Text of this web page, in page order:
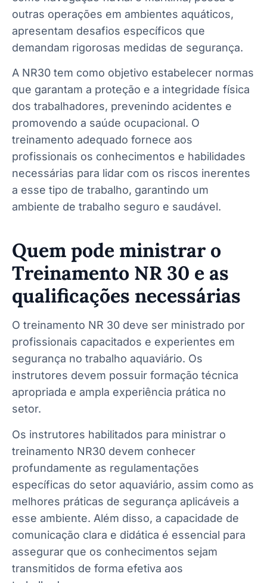
outras operações em ambientes aquáticos,
apresentam desafios específicos que
demandam rigorosas medidas de segurança.
A NR30 tem como objetivo estabelecer normas
que garantam a proteção e a integridade física
dos trabalhadores, prevenindo acidentes e
promovendo a saúde ocupacional. O
treinamento adequado fornece aos
profissionais os conhecimentos e habilidades
necessárias para lidar com os riscos inerentes
a esse tipo de trabalho, garantindo um
ambiente de trabalho seguro e saudável.
Quem pode ministrar o
Treinamento NR 30 e as
qualificações necessárias
O treinamento NR 30 deve ser ministrado por
profissionais capacitados e experientes em
segurança no trabalho aquaviário. Os
instrutores devem possuir formação técnica
apropriada e ampla experiência prática no
setor.
Os instrutores habilitados para ministrar o
treinamento NR30 devem conhecer
profundamente as regulamentações
específicas do setor aquaviário, assim como as
melhores práticas de segurança aplicáveis a
esse ambiente. Além disso, a capacidade de
comunicação clara e didática é essencial para
assegurar que os conhecimentos sejam
transmitidos de forma efetiva aos